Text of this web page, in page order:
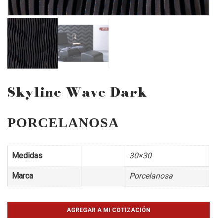
Skyline Wave Dark
PORCELANOSA
Medidas 30×30
Marca Porcelanosa
AGREGAR A MI COTIZACIÓN